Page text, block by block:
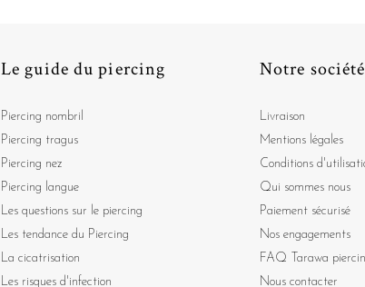
Le guide du piercing
Piercing nombril
Piercing tragus
Piercing nez
Piercing langue
Les questions sur le piercing
Les tendance du Piercing
La cicatrisation
Les risques d'infection
Notre société
Livraison
Mentions légales
Conditions
Qui sommes nous
Paiement sécurisé
Nos engagements
FAQ Tarawa
Nous contacter